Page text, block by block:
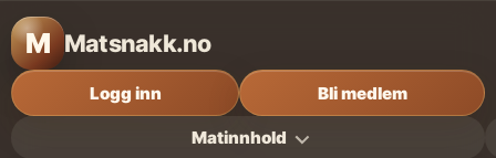
M Matsnakk.no
Matinnhold
Logg inn Bli medlem